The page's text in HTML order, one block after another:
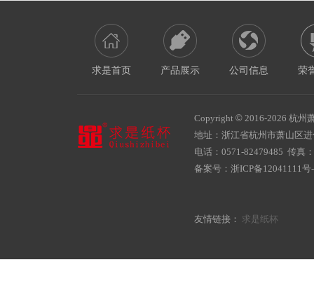
求是首页 产品展示 公司信息 荣
Copyright © 2016-2026 杭州
地址：浙江省杭州市萧山区
电话：0571-82479485 传真
备案号： 浙ICP备12041111号
友情链接： 求是纸杯